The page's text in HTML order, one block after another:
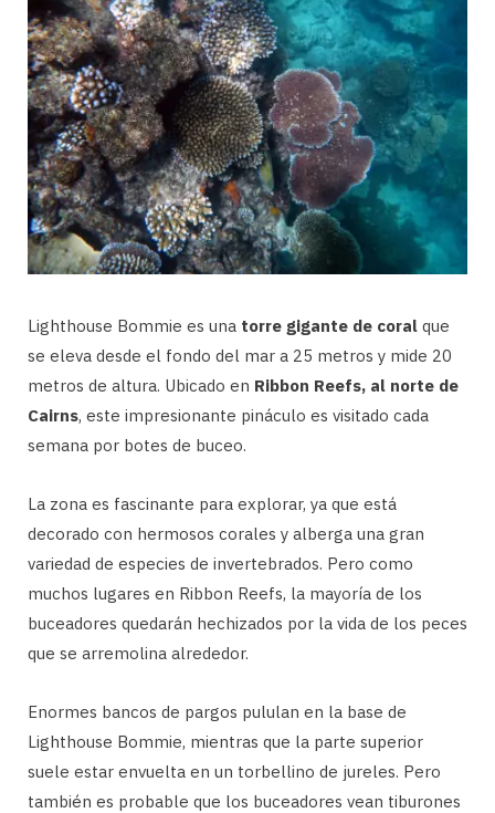
Lighthouse Bommie es una torre gigante de coral que
se eleva desde el fondo del mar a 25 metros y mide 20
metros de altura. Ubicado en Ribbon Reefs, al norte de
Cairns, este impresionante pináculo es visitado cada
semana por botes de buceo.
La zona es fascinante para explorar, ya que está
decorado con hermosos corales y alberga una gran
variedad de especies de invertebrados. Pero como
muchos lugares en Ribbon Reefs, la mayoría de los
buceadores quedarán hechizados por la vida de los peces
que se arremolina alrededor.
Enormes bancos de pargos pululan en la base de
Lighthouse Bommie, mientras que la parte superior
suele estar envuelta en un torbellino de jureles. Pero
también es probable que los buceadores vean tiburones